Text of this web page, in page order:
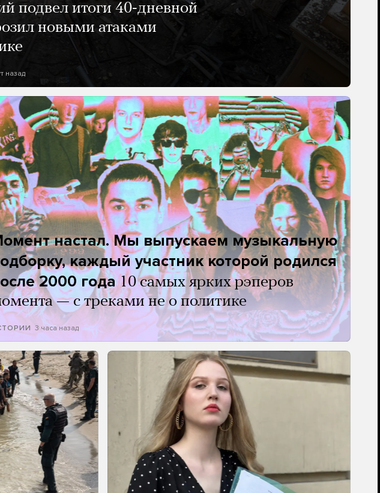
подвел итоги 40-дневной
новыми атаками
назад
настал. Мы выпускаем музыкальную
каждый участник которой родился
2000 года 10 самых ярких рэперов
— с треками не о политике
3 часа назад